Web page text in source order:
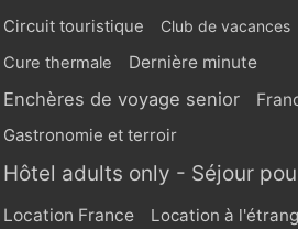
Circuit touristique
Club de vacances
Cure thermale Dernière minute
Enchères de voyage senior
Gastronomie et terroir
Hôtel adults only - Séjour
Location France Location à